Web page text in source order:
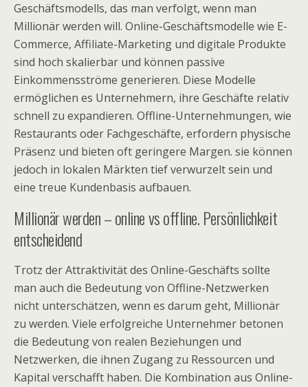
Geschäftsmodells, das man verfolgt, wenn man
Millionär werden will. Online-Geschäftsmodelle wie E-
Commerce, Affiliate-Marketing und digitale Produkte
sind hoch skalierbar und können passive
Einkommensströme generieren. Diese Modelle
ermöglichen es Unternehmern, ihre Geschäfte relativ
schnell zu expandieren. Offline-Unternehmungen, wie
Restaurants oder Fachgeschäfte, erfordern physische
Präsenz und bieten oft geringere Margen. sie können
jedoch in lokalen Märkten tief verwurzelt sein und
eine treue Kundenbasis aufbauen.
Millionär werden – online vs offline. Persönlichkeit
entscheidend
Trotz der Attraktivität des Online-Geschäfts sollte
man auch die Bedeutung von Offline-Netzwerken
nicht unterschätzen, wenn es darum geht, Millionär
zu werden. Viele erfolgreiche Unternehmer betonen
die Bedeutung von realen Beziehungen und
Netzwerken, die ihnen Zugang zu Ressourcen und
Kapital verschafft haben. Die Kombination aus Online-